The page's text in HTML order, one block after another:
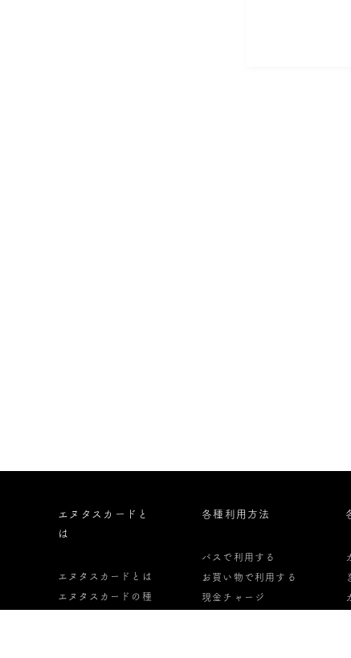
エヌタスカードと
は
エヌタスカードとは
エヌタスカードの種
各種利用方法
バスで利用する
お買い物で利用する
現金チャージ